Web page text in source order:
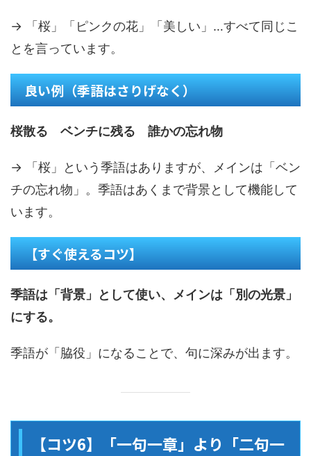
→ 「桜」「ピンクの花」「美しい」…すべて同じこ
とを言っています。
良い例（季語はさりげなく）
桜散る ベンチに残る 誰かの忘れ物
→ 「桜」という季語はありますが、メインは「ベン
チの忘れ物」。季語はあくまで背景として機能して
います。
【すぐ使えるコツ】
季語は「背景」として使い、メインは「別の光景」
にする。
季語が「脇役」になることで、句に深みが出ます。
【コツ6】「一句一章」より「二句一